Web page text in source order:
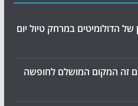
הדולומיטים במרחק טיול יום
זה המקום המושלם לחופשה